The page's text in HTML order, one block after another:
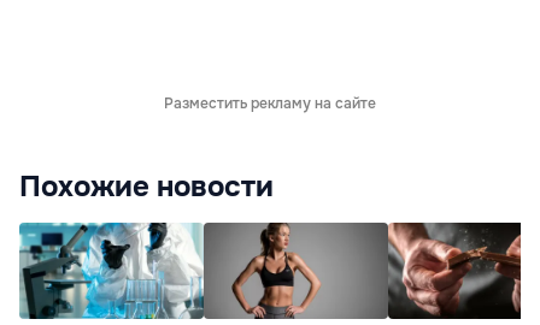
Разместить рекламу на сайте
Похожие новости